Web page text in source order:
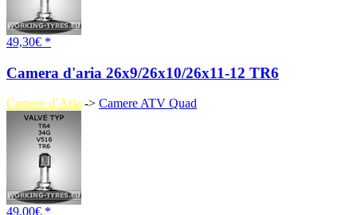
49,30€ *
Camera d'aria 26x9/26x10/26x11-12 TR6
Camere d´Aria -> Camere ATV Quad
49,00€ *